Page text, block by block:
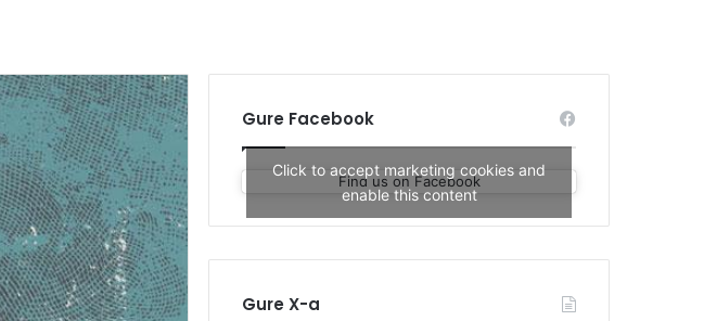
Gure Facebook
Find us on Facebook
Click to accept marketing cookies and
enable this content
Gure X-a